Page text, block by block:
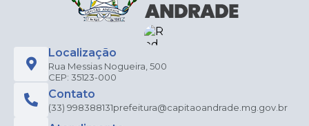
Localização
Rua Messias Nogueira, 500
CEP: 35123-000
Contato
(33) 998388131prefeitura@capitaoandrade.mg.gov.br